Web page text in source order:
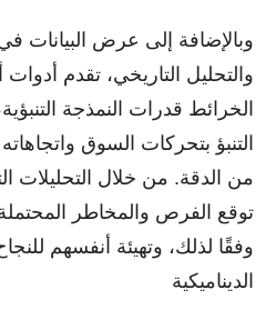
وبالإضافة إلى عرض البيانات
والتحليل التاريخي، تقدم أدوات
الخرائط قدرات النمذجة
التنبؤ بتحركات السوق
من الدقة. من خلال التحليلات
توقع الفرص والمخاطر
وفقًا لذلك، وتهيئة أنفسهم
الديناميكية